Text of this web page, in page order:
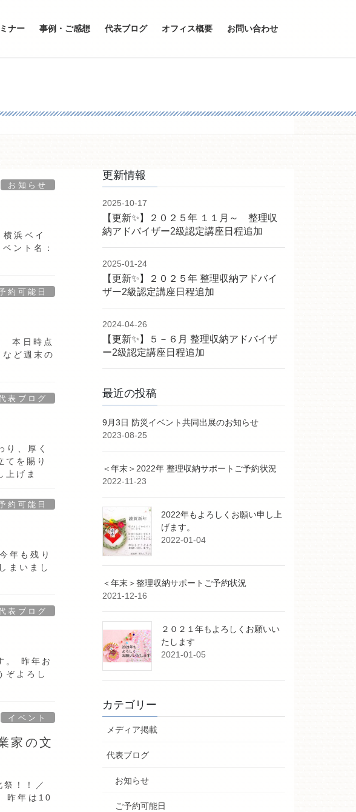
ナー 事例・ご感想 代表ブログ オフィス概要 お問い合わせ
お知らせ
浜ベイ
ント名：
約可能日
本日時点
ど週末の
表ブログ
、厚く
を賜り
上げま
約可能日
年も残り
まいまし
表ブログ
。 昨年お
ぞよろし
イベント
家の文
！！／
昨年は10
更新情報
2025-10-17
【更新✨】２０２５年 １１月～ 整理収
納アドバイザー2級認定講座日程追加
2025-01-24
【更新✨】２０２５年 整理収納アドバイ
ザー2級認定講座日程追加
2024-04-26
【更新✨】５－６月 整理収納アドバイザ
ー2級認定講座日程追加
最近の投稿
9月3日 防災イベント共同出展のお知らせ
2023-08-25
＜年末＞2022年 整理収納サポートご予約状況
2022-11-23
2022年もよろしくお願い申し上
げます。
2022-01-04
＜年末＞整理収納サポートご予約状況
2021-12-16
２０２１年もよろしくお願いい
たします
2021-01-05
カテゴリー
メディア掲載
代表ブログ
お知らせ
ご予約可能日